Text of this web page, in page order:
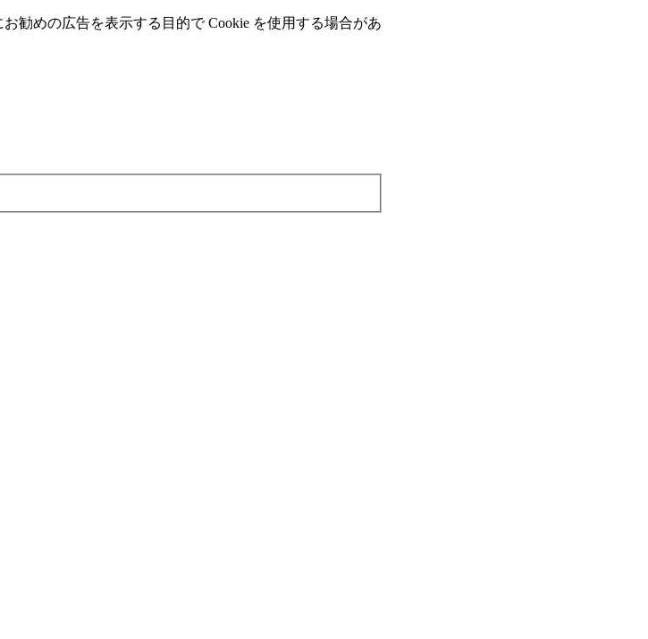
勧めの広告を表⽰する⽬的で Cookie を使⽤する場合があ